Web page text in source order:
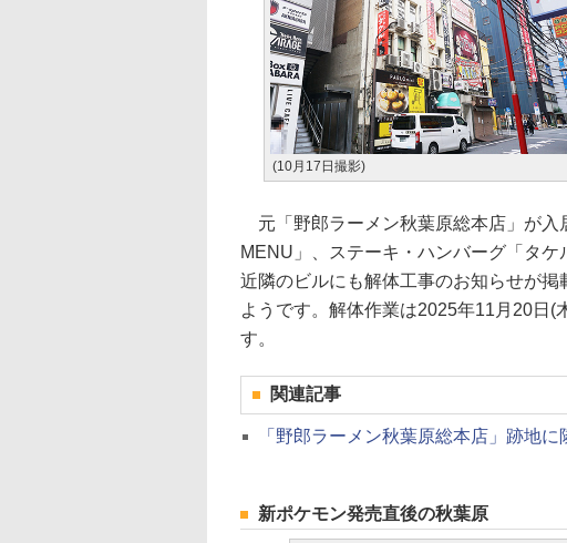
(10月17日撮影)
元「野郎ラーメン秋葉原総本店」が入
MENU」、ステーキ・ハンバーグ「タ
近隣のビルにも解体工事のお知らせが
ようです。解体作業は2025年11月20日(
す。
関連記事
「野郎ラーメン秋葉原総本店」跡地
新ポケモン発売直後の秋葉原